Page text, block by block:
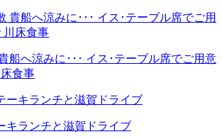
船へ涼みに･･･ イス･テーブル席でご用意
食事
キランチと滋賀ドライブ